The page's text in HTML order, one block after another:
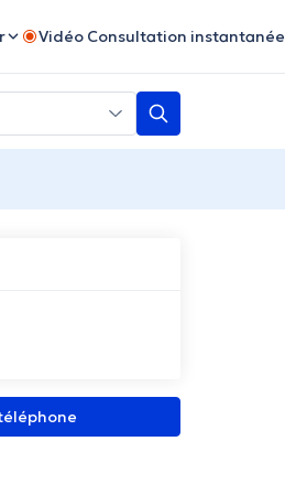
Vidéo Consultation instantanée